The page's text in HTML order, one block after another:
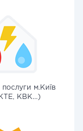
послуги м.Київ
КВК...)